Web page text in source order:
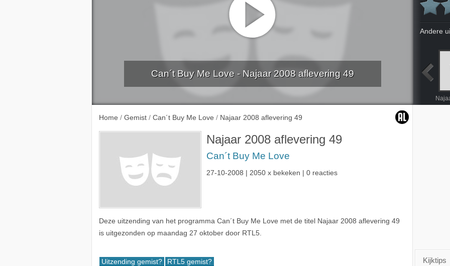
Can´t Buy Me Love - Najaar 2008 aflevering 49
Home / Gemist / Can´t Buy Me Love / Najaar 2008 aflevering 49
Najaar 2008 aflevering 49
Can´t Buy Me Love
27-10-2008 | 2050 x bekeken | 0 reacties
Deze uitzending van het programma Can´t Buy Me Love met de titel Najaar 2008 aflevering 49
is uitgezonden op maandag 27 oktober door RTL5.
Uitzending gemist? RTL5 gemist?
Andere
Kijktips